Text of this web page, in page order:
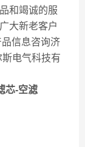
和竭诚的服
大新老客户
信息咨询济
电气科技有
芯-空滤